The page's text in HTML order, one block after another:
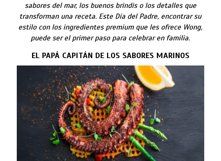
sabores del mar, los buenos brindis o los detalles que
transforman una receta. Este Día del Padre, encontrar su
estilo con los ingredientes premium que les ofrece Wong,
puede ser el primer paso para celebrar en familia.
EL PAPÁ CAPITÁN DE LOS SABORES MARINOS